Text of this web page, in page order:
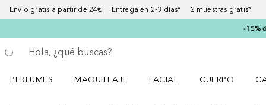
Envío gratis a partir de 24€ Entrega en 2-3 días* 2 muestras gratis*
-15%
Regresar
Ejecutar búsqueda
PERFUMES
MAQUILLAJE
FACIAL
CUERPO